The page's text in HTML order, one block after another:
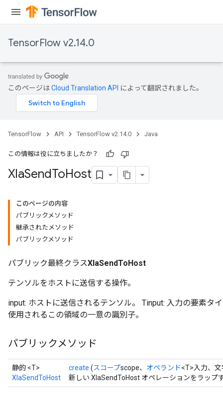
TensorFlow v2.14.0
このページはCloud Translation API によって翻訳されました。
TensorFlow API TensorFlow v2.14.0 Java
この情報は役に立ちましたか？
XlaSendToHost
このページの内容
パブリックメソッド
継承されたメソッド
パブリックメソッド
パブリック最終クラスXlaSendToHost
テンソルをホストに送信する操作。
input: ホストに送信されるテンソル。 Tinput: 入力の要素タ
使用されるこの領域の一意の識別子。
パブリックメソッド
静的 <T>
XlaSendToHost
create (スコープscope、 オペランド<T>入力、
新しい XlaSendToHost オペレーションをラップ